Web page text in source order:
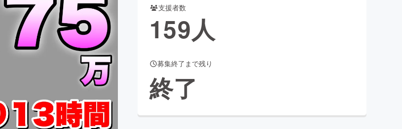
ビューティー・ヘルスケア
CAMPFIRE for Social GoodCAMPFIRE Creation
machi-yaコミュニティ
支援者数
159人
募集終了まで残り
終了